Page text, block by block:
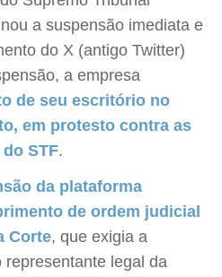
a suspensão imediata e
do X (antigo Twitter)
a empresa
de seu escritório no
em protesto contra as
STF.
da plataforma
de ordem judicial
Corte, que exigia a
representante legal da